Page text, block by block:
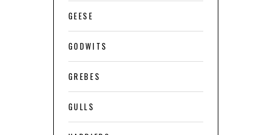
GEESE
GODWITS
GREBES
GULLS